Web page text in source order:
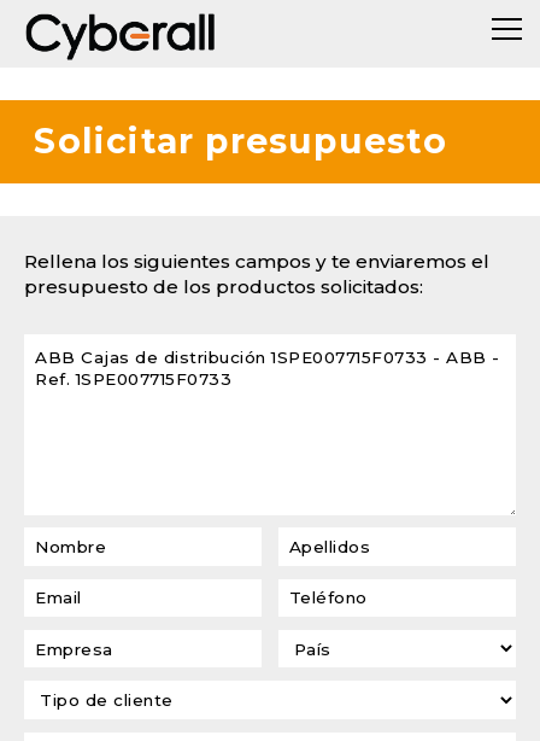
Solicitar presupuesto
Rellena los siguientes campos y te enviaremos el
presupuesto de los productos solicitados: